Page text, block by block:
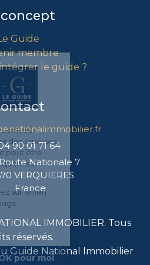
concept
Guide
membre
le guide ?
90 01 71 64
Nationale 7
VERQUIERES
France
IMMOBILIER. Tous
réservés.
Guide National Immobilier
utilise des
catégories de cookies
réaliser des analyses,
consentement peut être
cette fenêtre en cliquant sur
l'écran.
par la suite, cliquez sur le lien
dans le pied de page.
certifiés par
choisis OK pour moi